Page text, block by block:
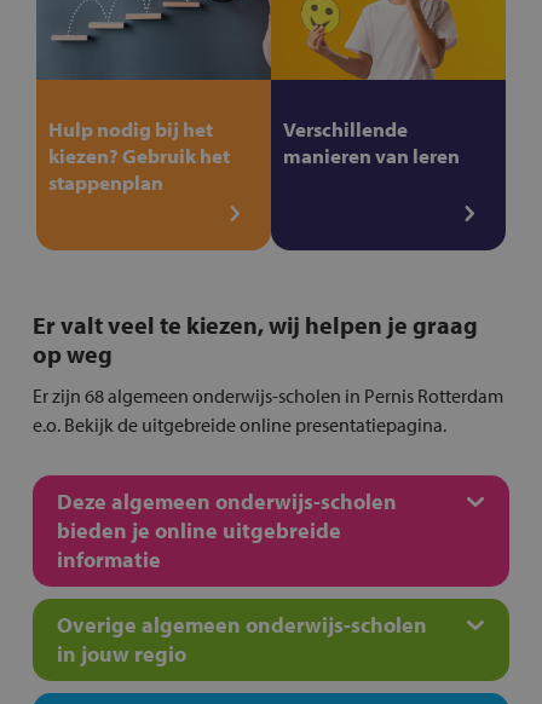
Hulp nodig bij het
kiezen? Gebruik het
stappenplan
Verschillende
manieren van leren
Er valt veel te kiezen, wij helpen je graag
op weg
Er zijn 68 algemeen onderwijs-scholen in Pernis Rotterdam
e.o. Bekijk de uitgebreide online presentatiepagina.
Deze algemeen onderwijs-scholen
bieden je online uitgebreide
informatie
Overige algemeen onderwijs-scholen
in jouw regio